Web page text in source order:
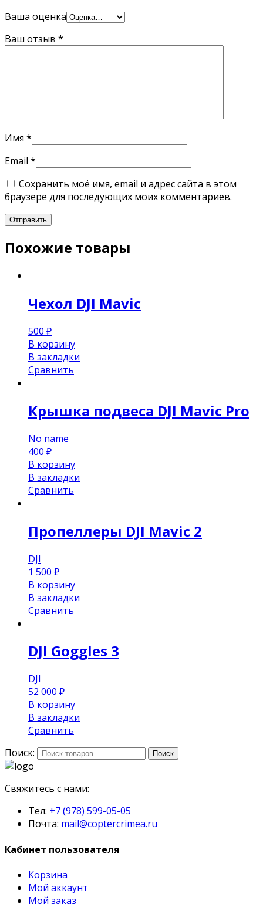
Ваша оценка
Ваш отзыв *
Имя *
Email *
Сохранить моё имя, email и адрес сайта в этом
браузере для последующих моих комментариев.
Похожие товары
Чехол DJI Mavic
500 ₽
В корзину
В закладки
Сравнить
Крышка подвеса DJI Mavic Pro
No name
400 ₽
В корзину
В закладки
Сравнить
Пропеллеры DJI Mavic 2
DJI
1 500 ₽
В корзину
В закладки
Сравнить
DJI Goggles 3
DJI
52 000 ₽
В корзину
В закладки
Сравнить
Поиск:
Поиск
Свяжитесь с нами:
Тел: +7 (978) 599-05-05
Почта: mail@coptercrimea.ru
Кабинет пользователя
Корзина
Мой аккаунт
Мой заказ